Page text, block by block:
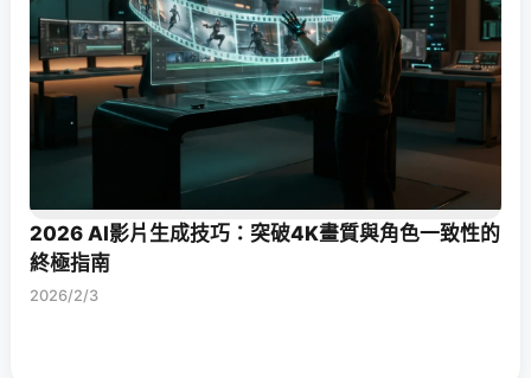
2026 AI影片生成技巧：突破4K畫質與角色一致性的
終極指南
2026/2/3